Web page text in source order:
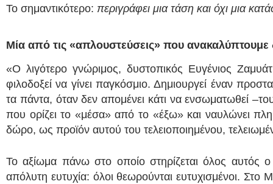
Το σημαντικότερο: περιγράφει μια τάση και όχι μια
Μία από τις «απλουστεύσεις» που ανακαλύπτουμε
«Ο λιγότερο γνώριμος, δυστοπικός Ευγένιος
φιλοδοξεί να γίνει παγκόσμιο. Δημιουργεί έναν
τα πάντα, όταν δεν απομένει κάτι να ενσωματωθεί
που ορίζει το «μέσα» από το «έξω» και ναυλώνει
δώρο, ως προϊόν αυτού του τελειοποιημένου,
Το αξίωμα πάνω στο οποίο στηρίζεται όλος αυτός ο
απόλυτη ευτυχία: όλοι θεωρούνται ευτυχισμένοι. Στο